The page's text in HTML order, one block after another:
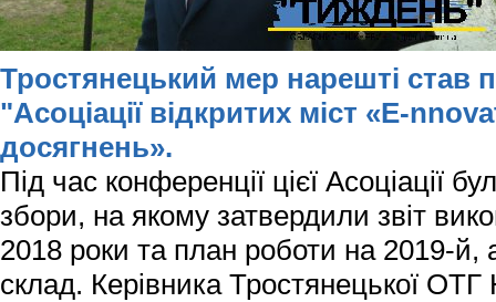
Тростянецький мер нарешті став
"Асоціації відкритих міст «E-
досягнень».
Під час конференції цієї Асоціації
збори, на якому затвердили звіт
2018 роки та план роботи на 2019-й,
склад. Керівника Тростянецької